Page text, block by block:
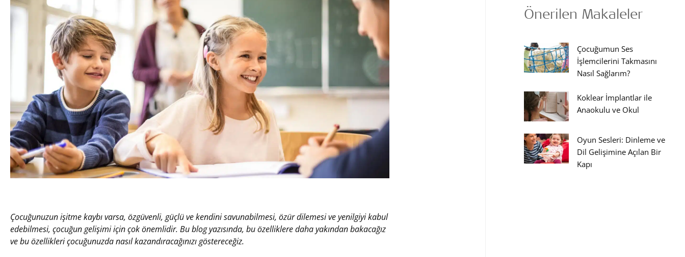
Çocuğunuzun işitme kaybı varsa, özgüvenli, güçlü ve kendini savunabilmesi, özür dilemesi ve yenilgiyi kabul
edebilmesi, çocuğun gelişimi için çok önemlidir. Bu blog yazısında, bu özelliklere daha yakından bakacağız
ve bu özellikleri çocuğunuzda nasıl kazandıracağınızı göstereceğiz.
Önerilen Makaleler
Çocuğumun Ses
İşlemcilerini Takmasını
Nasıl Sağlarım?
Koklear İmplantlar ile
Anaokulu ve Okul
Oyun Sesleri: Dinleme ve
Dil Gelişimine Açılan Bir
Kapı